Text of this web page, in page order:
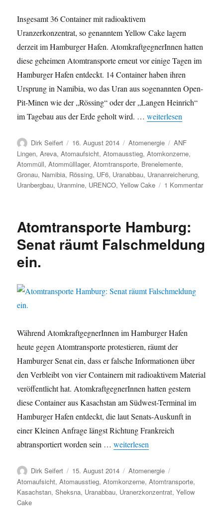
Insgesamt 36 Container mit radioaktivem
Uranzerkonzentrat, so genanntem Yellow Cake lagern
derzeit im Hamburger Hafen. AtomkraftgegnerInnen hatten
diese geheimen Atomtransporte erneut vor einige Tagen im
Hamburger Hafen entdeckt. 14 Container haben ihren
Ursprung in Namibia, wo das Uran aus sogenannten Open-
Pit-Minen wie der „Rössing“ oder der „Langen Heinrich“
im Tagebau aus der Erde geholt wird. …„Atomtransporte
weiterlesen
Autor
Dirk Seifert
Veröffentlicht
am
16. August 2014 Kategorien
Atomenergie Schlagwörter
ANF
Lingen,Areva,Atomaufsicht,Atomausstieg,Atomkonzerne,
Atommüll,Atommülllager,Atomtransporte, Brenelemente,
Gronau, Namibia, Rössing, UF6, Uranabbau, Urananreicherung,
Uranbergbau, Uranmine, URENCO,Yellow Cake 1 Kommentarzu
Atomtransporte Hamburg:
Senat räumt Falschmeldung
ein.
Während AtomkraftgegnerInnen im Hamburger Hafen
heute gegen Atomtransporte protestieren, räumt der
Hamburger Senat ein, dass er falsche Informationen über
den Verbleibt von vier Containern mit radioaktivem Material
veröffentlicht hat. AtomkraftgegnerInnen hatten gestern
diese Container aus Kasachstan am Südwest-Terminal im
Hamburger Hafen entdeckt, die laut Senats-Auskunft in
einer Kleinen Anfrage längst Richtung Frankreich
abtransportiert worden sein …„Atomtransporte Hamburg: Senat
weiterlesen
Autor
Dirk Seifert
Veröffentlicht
am
15. August 2014 Kategorien
Atomenergie
Atomaufsicht,Atomausstieg,Atomkonzerne,Atomtransporte,
Kasachstan,Sheksna, Uranabbau, Uranerzkonzentrat,Yellow
Cake